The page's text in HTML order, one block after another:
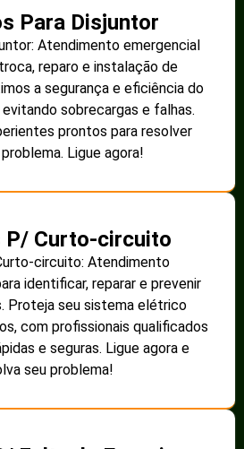
Para Disjuntor
Atendimento emergencial
reparo e instalação de
a segurança e eficiência do
sobrecargas e falhas.
prontos para resolver
Ligue agora!
P/ Curto-circuito
circuito: Atendimento
identificar, reparar e prevenir
Proteja seu sistema elétrico
com profissionais qualificados
e seguras. Ligue agora e
seu problema!